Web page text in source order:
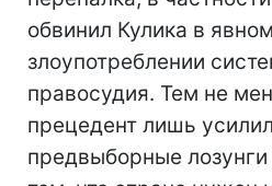
обвинил Кулика в
злоупотреблении
правосудия. Тем не
прецедент лишь усилил
предвыборные лозунги